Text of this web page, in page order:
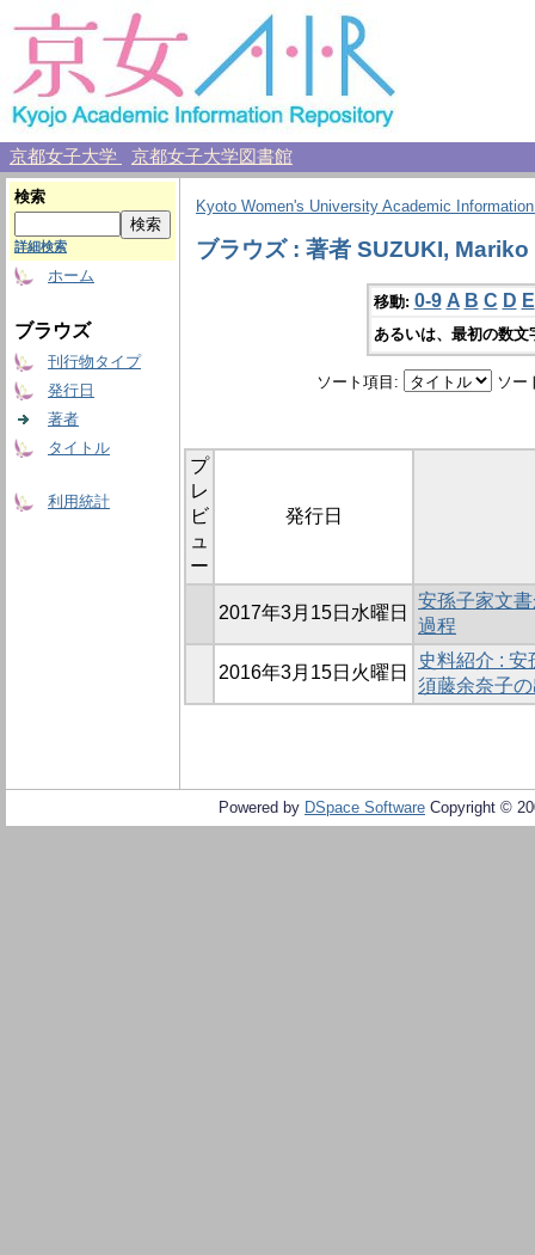
京都女子大学 京都女子大学図書館
検索
詳細検索
ホーム
ブラウズ
刊行物タイプ
発行日
著者
タイトル
利用統計
Kyoto Women's University Academic
ブラウズ : 著者 SUZUKI, Mariko
移動: 0-9 A B C D E
あるいは、最初の数
ソート項目: ソー
プ
レ
ビ
ュ
ー
発行日
2017年3月15日水曜日
安孫子家文
過程
2016年3月15日火曜日
史料紹介 :
須藤余奈子
Powered by DSpace Software Copyright ©